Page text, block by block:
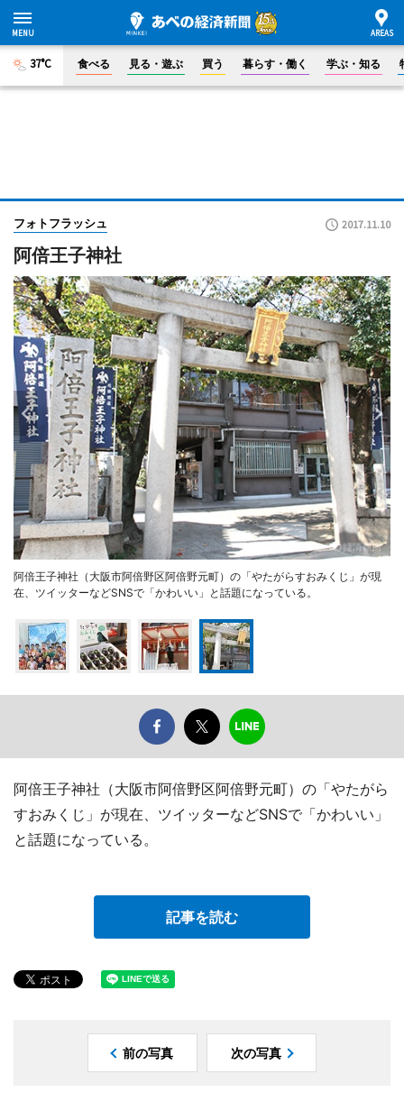
37°C 食べる 見る・遊ぶ 買う 暮らす・働く 学ぶ・知る
フォトフラッシュ 2017.11.10
阿倍王子神社
阿倍王子神社（大阪市阿倍野区阿倍野元町）の「やたがらすおみくじ」が現
在、ツイッターなどSNSで「かわいい」と話題になっている。
阿倍王子神社（大阪市阿倍野区阿倍野元町）の「やたがら
すおみくじ」が現在、ツイッターなどSNSで「かわいい」
と話題になっている。
記事を読む
前の写真 次の写真